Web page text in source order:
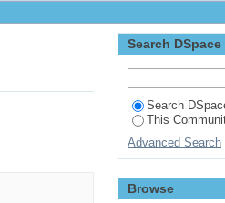
Search DSpace
Search
This
Advanced Search
Browse